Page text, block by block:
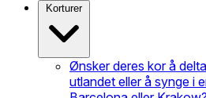
Korturer
Ønsker deres kor å
utlandet eller å synge i